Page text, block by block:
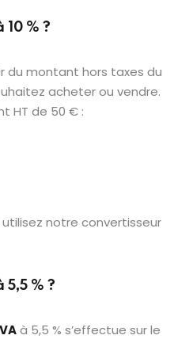
10 % ?
du montant hors taxes du
acheter ou vendre.
HT de 50 € :
utilisez notre convertisseur
5,5 % ?
à 5,5 % s’effectue sur le